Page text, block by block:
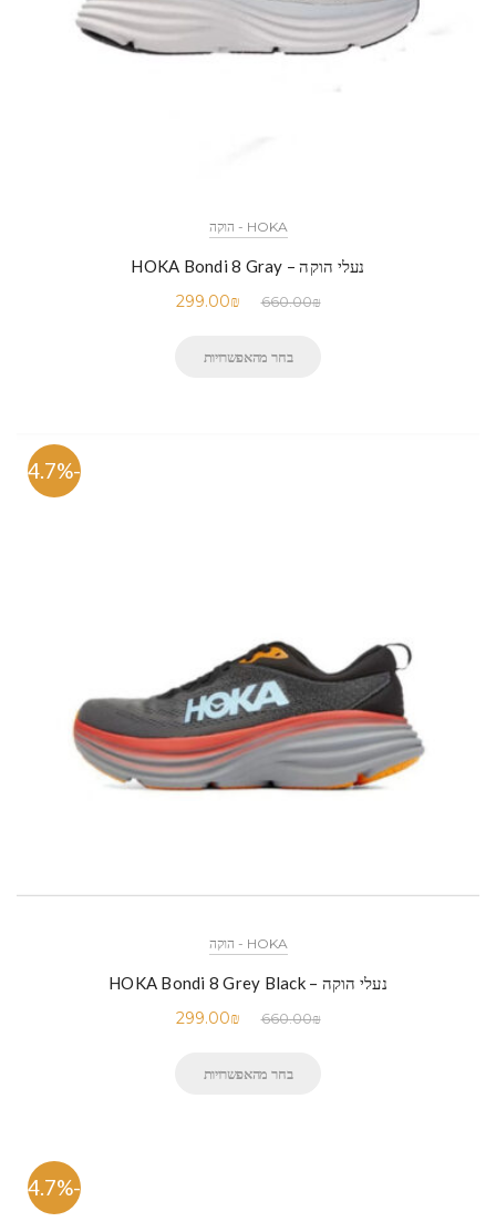
HOKA - הוקה
נעלי הוקה – HOKA Bondi 8 Gray
660.00₪
299.00₪
בחר מהאפשרויות
-54.7%
HOKA - הוקה
נעלי הוקה – HOKA Bondi 8 Grey Black
660.00₪
299.00₪
בחר מהאפשרויות
-54.7%